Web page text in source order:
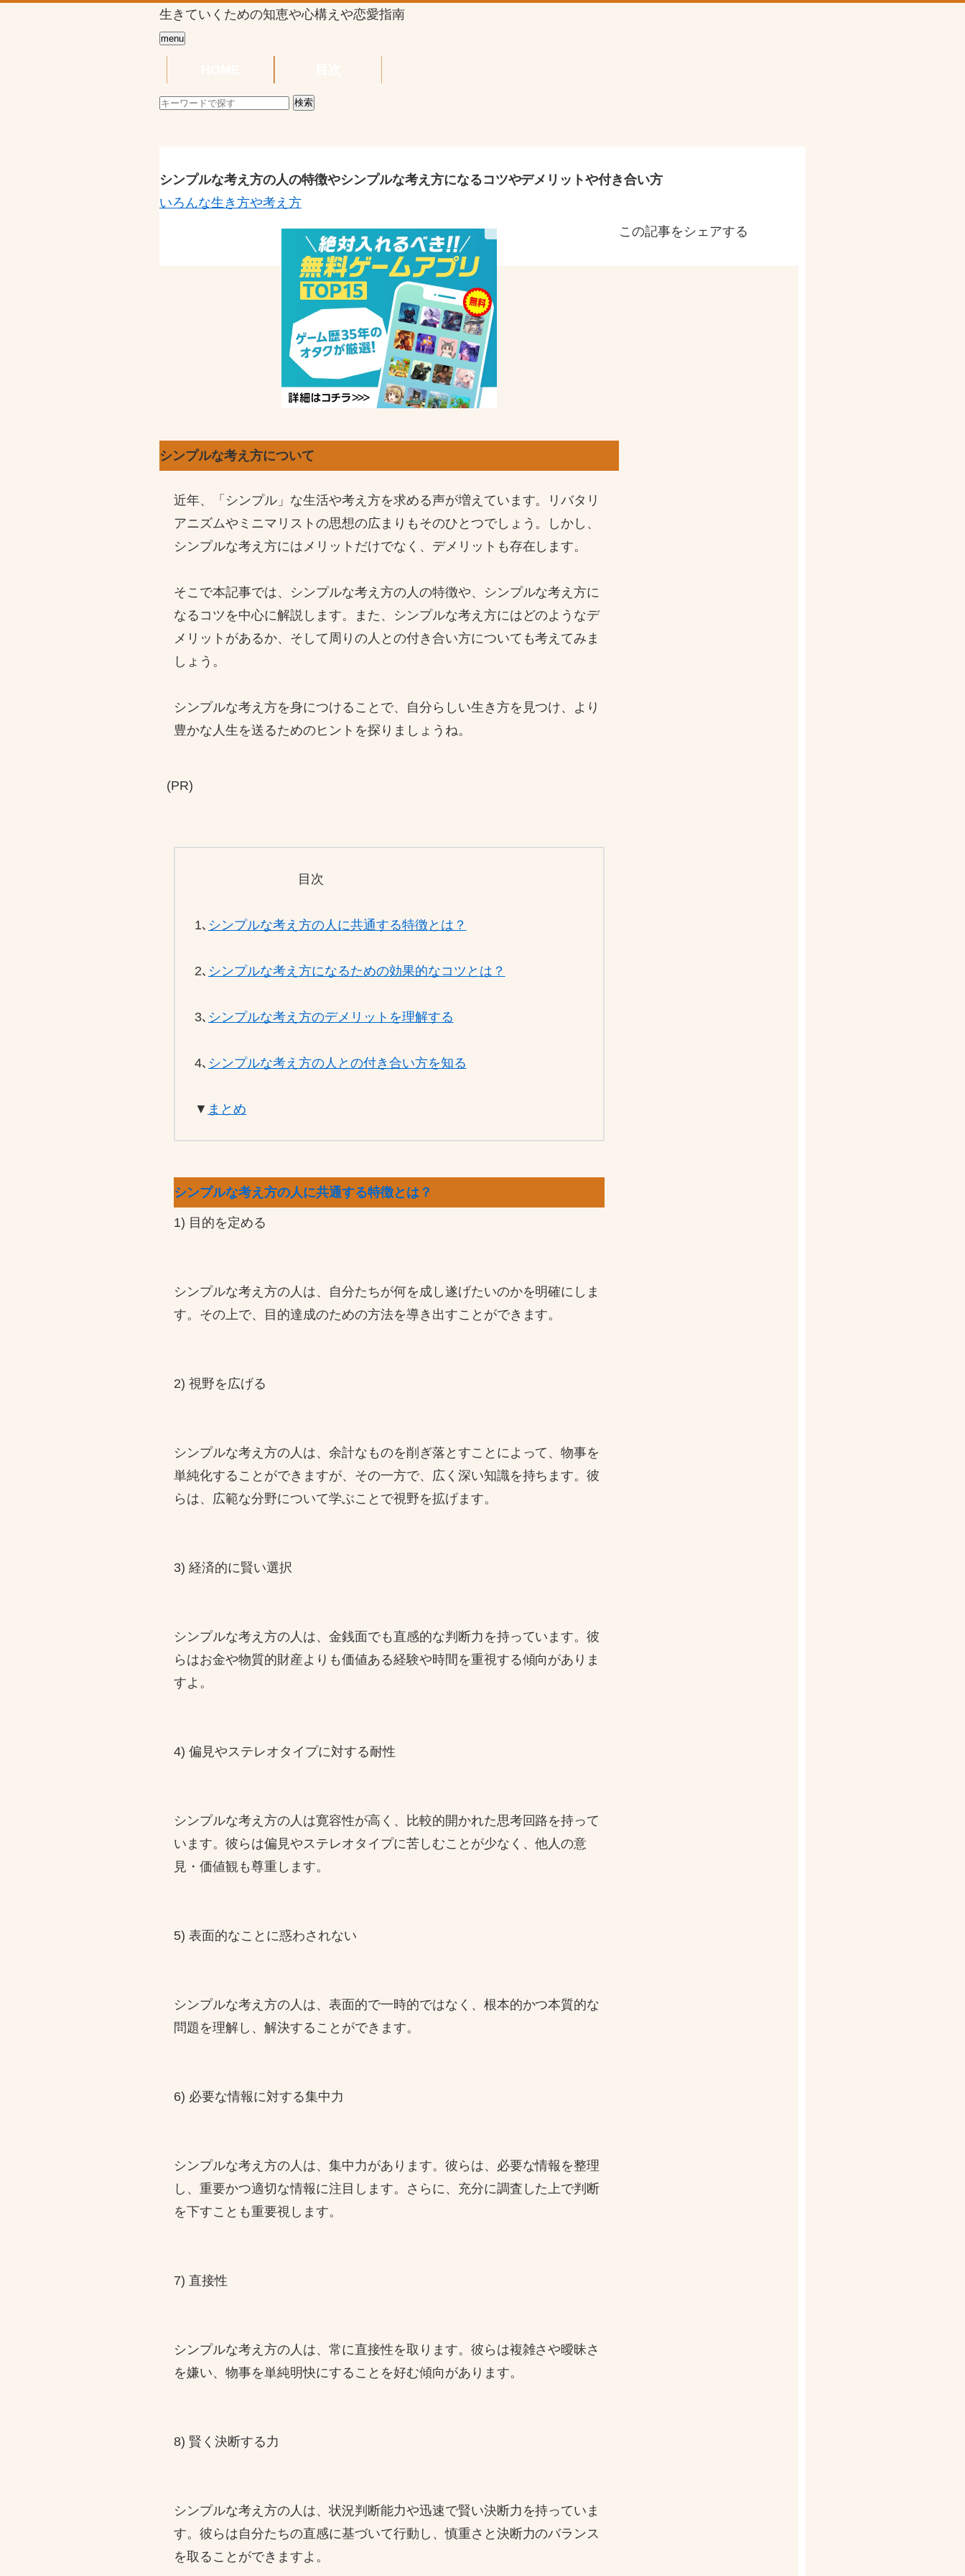
生きていくための知恵や心構えや恋愛指南
menu
シンプルな考え方の人の特徴やシンプルな考え方になるコツやデメリットや付き合い方
いろんな生き方や考え方
シンプルな考え方について
近年、「シンプル」な生活や考え方を求める声が増えています。リバタリ
アニズムやミニマリストの思想の広まりもそのひとつでしょう。しかし、
シンプルな考え方にはメリットだけでなく、デメリットも存在します。
そこで本記事では、シンプルな考え方の人の特徴や、シンプルな考え方に
なるコツを中心に解説します。また、シンプルな考え方にはどのようなデ
メリットがあるか、そして周りの人との付き合い方についても考えてみま
しょう。
シンプルな考え方を身につけることで、自分らしい生き方を見つけ、より
豊かな人生を送るためのヒントを探りましょうね。
(PR)
目次
1､ シンプルな考え方の人に共通する特徴とは？
2､ シンプルな考え方になるための効果的なコツとは？
3､ シンプルな考え方のデメリットを理解する
4､ シンプルな考え方の人との付き合い方を知る
▼ まとめ
シンプルな考え方の人に共通する特徴とは？
1) 目的を定める
シンプルな考え方の人は、自分たちが何を成し遂げたいのかを明確にしま
す。その上で、目的達成のための方法を導き出すことができます。
2) 視野を広げる
シンプルな考え方の人は、余計なものを削ぎ落とすことによって、物事を
単純化することができますが、その一方で、広く深い知識を持ちます。彼
らは、広範な分野について学ぶことで視野を拡げます。
3) 経済的に賢い選択
シンプルな考え方の人は、金銭面でも直感的な判断力を持っています。彼
らはお金や物質的財産よりも価値ある経験や時間を重視する傾向がありま
すよ。
4) 偏見やステレオタイプに対する耐性
シンプルな考え方の人は寛容性が高く、比較的開かれた思考回路を持って
います。彼らは偏見やステレオタイプに苦しむことが少なく、他人の意
見・価値観も尊重します。
5) 表面的なことに惑わされない
シンプルな考え方の人は、表面的で一時的ではなく、根本的かつ本質的な
問題を理解し、解決することができます。
6) 必要な情報に対する集中力
シンプルな考え方の人は、集中力があります。彼らは、必要な情報を整理
し、重要かつ適切な情報に注目します。さらに、充分に調査した上で判断
を下すことも重要視します。
7) 直接性
シンプルな考え方の人は、常に直接性を取ります。彼らは複雑さや曖昧さ
を嫌い、物事を単純明快にすることを好む傾向があります。
8) 賢く決断する力
シンプルな考え方の人は、状況判断能力や迅速で賢い決断力を持っていま
す。彼らは自分たちの直感に基づいて行動し、慎重さと決断力のバランス
を取ることができますよ。
この記事をシェアする